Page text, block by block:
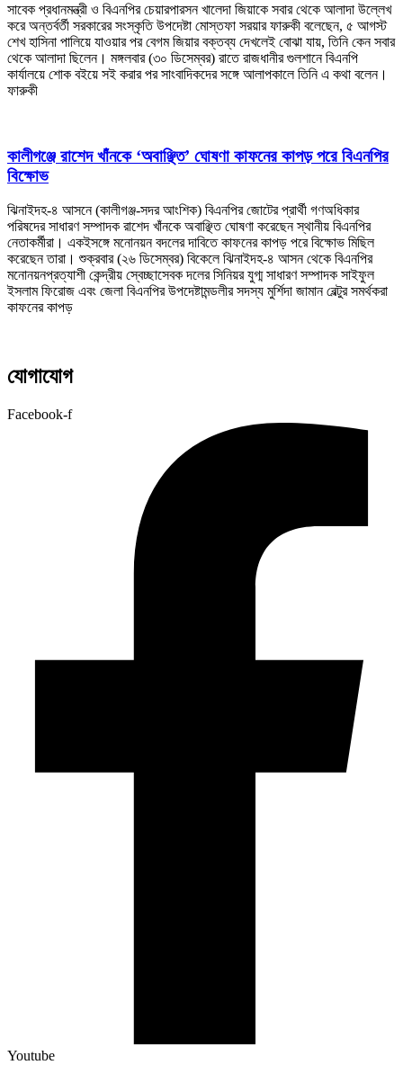
সাবেক প্রধানমন্ত্রী ও বিএনপির চেয়ারপারসন খালেদা জিয়াকে সবার থেকে আলাদা উল্লেখ
করে অন্তর্বর্তী সরকারের সংস্কৃতি উপদেষ্টা মোস্তফা সরয়ার ফারুকী বলেছেন, ৫ আগস্ট
শেখ হাসিনা পালিয়ে যাওয়ার পর বেগম জিয়ার বক্তব্য দেখলেই বোঝা যায়, তিনি কেন সবার
থেকে আলাদা ছিলেন। মঙ্গলবার (৩০ ডিসেম্বর) রাতে রাজধানীর গুলশানে বিএনপি
কার্যালয়ে শোক বইয়ে সই করার পর সাংবাদিকদের সঙ্গে আলাপকালে তিনি এ কথা বলেন।
ফারুকী
কালীগঞ্জে রাশেদ খাঁনকে ‘অবাঞ্ছিত’ ঘোষণা কাফনের কাপড় পরে বিএনপির
বিক্ষোভ
ঝিনাইদহ-৪ আসনে (কালীগঞ্জ-সদর আংশিক) বিএনপির জোটের প্রার্থী গণঅধিকার
পরিষদের সাধারণ সম্পাদক রাশেদ খাঁনকে অবাঞ্ছিত ঘোষণা করেছেন স্থানীয় বিএনপির
নেতাকর্মীরা। একইসঙ্গে মনোনয়ন বদলের দাবিতে কাফনের কাপড় পরে বিক্ষোভ মিছিল
করেছেন তারা। শুক্রবার (২৬ ডিসেম্বর) বিকেলে ঝিনাইদহ-৪ আসন থেকে বিএনপির
মনোনয়নপ্রত্যাশী কেন্দ্রীয় স্বেচ্ছাসেবক দলের সিনিয়র যুগ্ম সাধারণ সম্পাদক সাইফুল
ইসলাম ফিরোজ এবং জেলা বিএনপির উপদেষ্টামন্ডলীর সদস্য মুর্শিদা জামান বেল্টুর সমর্থকরা
কাফনের কাপড়
যোগাযোগ
Facebook-f
Youtube